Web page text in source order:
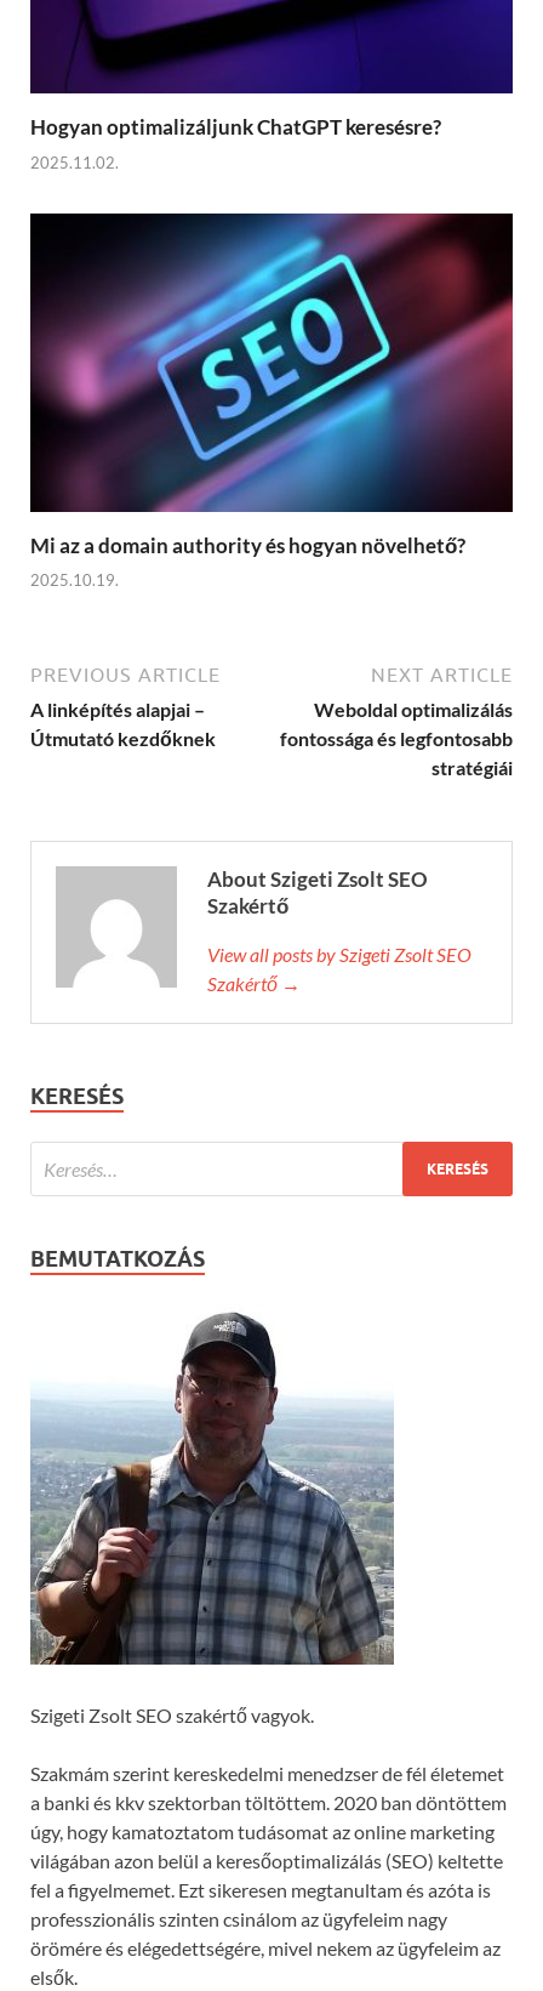
Hogyan optimalizáljunk ChatGPT keresésre?
2025.11.02.
Mi az a domain authority és hogyan növelhető?
2025.10.19.
PREVIOUS ARTICLE
A linképítés alapjai –
Útmutató kezdőknek
NEXT ARTICLE
Weboldal optimalizálás
fontossága és legfontosabb
stratégiái
About Szigeti Zsolt SEO
Szakértő
View all posts by Szigeti Zsolt SEO
Szakértő →
KERESÉS
BEMUTATKOZÁS
Szigeti Zsolt SEO szakértő vagyok.
Szakmám szerint kereskedelmi menedzser de fél életemet
a banki és kkv szektorban töltöttem. 2020 ban döntöttem
úgy, hogy kamatoztatom tudásomat az online marketing
világában azon belül a keresőoptimalizálás (SEO) keltette
fel a figyelmemet. Ezt sikeresen megtanultam és azóta is
professzionális szinten csinálom az ügyfeleim nagy
örömére és elégedettségére, mivel nekem az ügyfeleim az
elsők.